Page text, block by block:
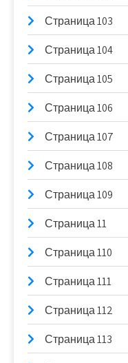
Страница 103
Страница 104
Страница 105
Страница 106
Страница 107
Страница 108
Страница 109
Страница 11
Страница 110
Страница 111
Страница 112
Страница 113